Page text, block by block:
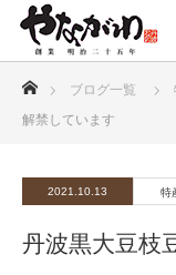
ブログ一覧
解禁しています
2021.10.13 特
丹波黒大豆枝